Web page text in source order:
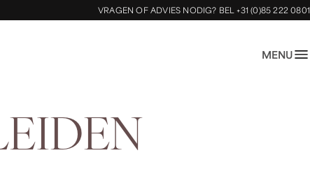
VRAGEN OF ADVIES NODIG? BEL +31 (0)85 222 0801
MENU
EIDEN